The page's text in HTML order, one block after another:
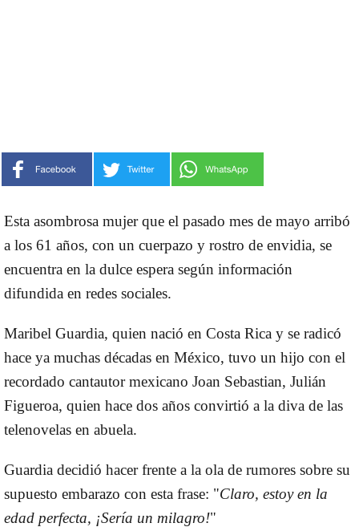
Esta asombrosa mujer que el pasado mes de mayo arribó
a los 61 años, con un cuerpazo y rostro de envidia, se
encuentra en la dulce espera según información
difundida en redes sociales.
Maribel Guardia, quien nació en Costa Rica y se radicó
hace ya muchas décadas en México, tuvo un hijo con el
recordado cantautor mexicano Joan Sebastian, Julián
Figueroa, quien hace dos años convirtió a la diva de las
telenovelas en abuela.
Guardia decidió hacer frente a la ola de rumores sobre su
supuesto embarazo con esta frase: "Claro, estoy en la
edad perfecta, ¡Sería un milagro!"